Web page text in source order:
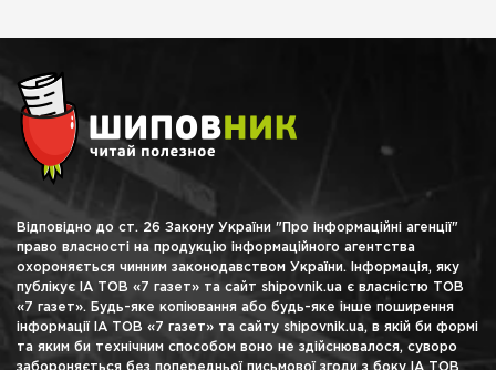
Відповідно до ст. 26 Закону України "Про інформаційні агенції"
право власності на продукцію інформаційного агентства
охороняється чинним законодавством України. Інформація, яку
публікує ІА ТОВ «7 газет» та сайт shipovnik.ua є власністю ТОВ
«7 газет». Будь-яке копіювання або будь-яке інше поширення
інформації ІА ТОВ «7 газет» та сайту shipovnik.ua, в якій би формі
та яким би технічним способом воно не здійснювалося, суворо
забороняється без попередньої письмової згоди з боку ІА ТОВ